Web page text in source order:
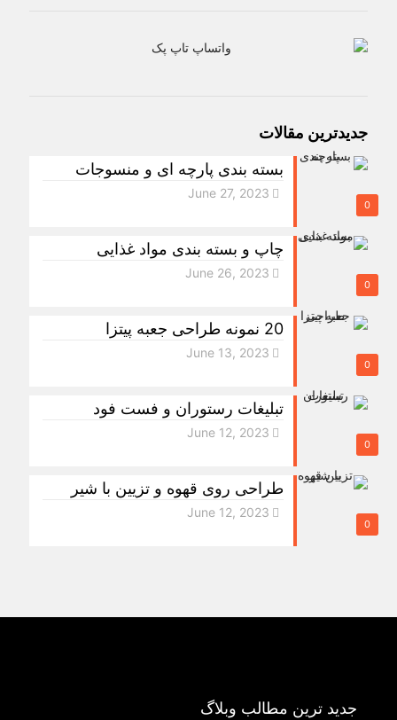
جدیدترین مقالات
0
بسته بندی پارچه ای و منسوجات
June 27, 2023
0
چاپ و بسته بندی مواد غذایی
June 26, 2023
0
20 نمونه طراحی جعبه پیتزا
June 13, 2023
0
تبلیغات رستوران و فست فود
June 12, 2023
0
طراحی روی قهوه و تزیین با شیر
June 12, 2023
جدید ترین مطالب وبلاگ